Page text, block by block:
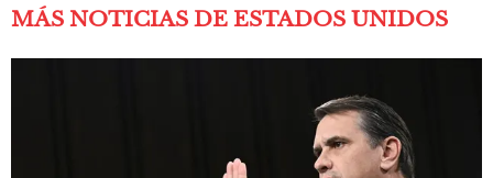
MÁS NOTICIAS DE ESTADOS UNIDOS